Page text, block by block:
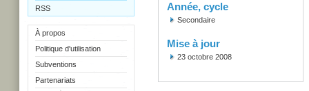
RSS
À propos
Politique d'utilisation
Subventions
Partenariats
Année, cycle
Secondaire
Mise à jour
23 octobre 2008